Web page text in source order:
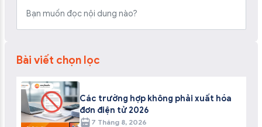
Bài viết chọn lọc
Các trường hợp không phải xuất hóa
đơn điện tử 2026
7 Tháng 8, 2026